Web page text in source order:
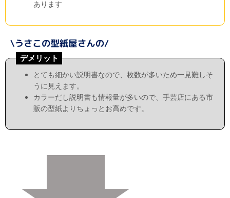
あります
デメリット
とても細かい説明書なので、枚数が多いため一見難しそ
うに見えます。
カラーだし説明書も情報量が多いので、手芸店にある市
販の型紙よりちょっとお高めです。